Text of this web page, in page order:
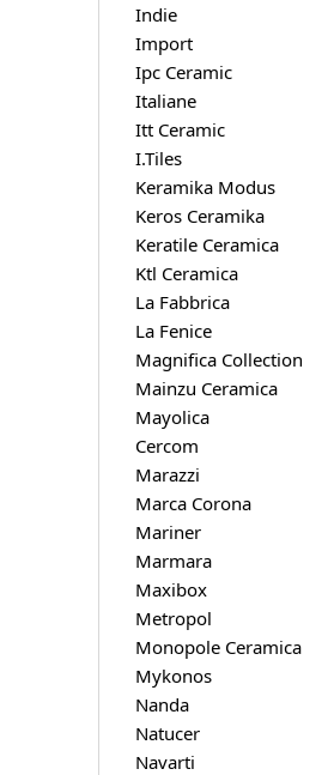
Ape Ceramica Wabi Sabi
Ape Ceramica Work
Indie
Import
Ipc Ceramic
Italiane
Itt Ceramic
I.Tiles
Keramika Modus
Keros Ceramika
Keratile Ceramica
Ktl Ceramica
La Fabbrica
La Fenice
Magnifica Collection
Mainzu Ceramica
Mayolica
Cercom
Marazzi
Marca Corona
Mariner
Marmara
Maxibox
Metropol
Monopole Ceramica
Mykonos
Nanda
Natucer
Navarti